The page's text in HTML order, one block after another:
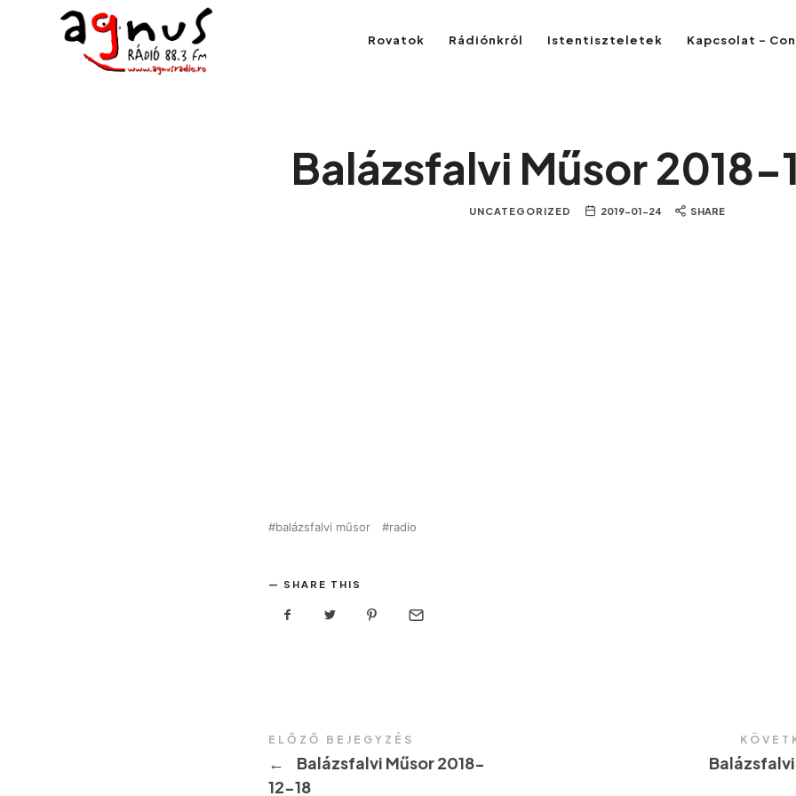
Agnus Rádió Rovatok Rádiónkról Istentiszteletek Kapcsolat –
Balázsfalvi Műsor
UNCATEGORIZED 2019-01-24 SHARE
balázsfalvi műsor radio
SHARE THIS
ELŐZŐ BEJEGYZÉS
←
Balázsfalvi Műsor 2018-
12-18